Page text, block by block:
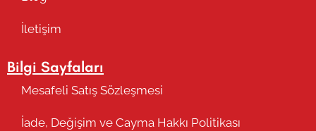
İletişim
Bilgi Sayfaları
Mesafeli Satış Sözleşmesi
İade, Değişim ve Cayma Hakkı Politikası